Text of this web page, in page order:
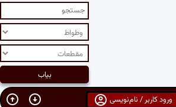
ورود کاربر / نام‌نویسی